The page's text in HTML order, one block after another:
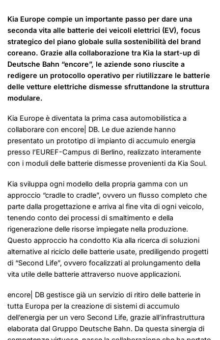
Kia Europe compie un importante passo per dare una
seconda vita alle batterie dei veicoli elettrici (EV), focus
strategico del piano globale sulla sostenibilità del brand
coreano. Grazie alla collaborazione tra Kia la start-up di
Deutsche Bahn “encore”, le aziende sono riuscite a
redigere un protocollo operativo per riutilizzare le batterie
delle vetture elettriche dismesse sfruttandone la struttura
modulare.
Kia Europe è diventata la prima casa automobilistica a
collaborare con encore| DB. Le due aziende hanno
presentato un prototipo di impianto di accumulo energia
presso l’EUREF-Campus di Berlino, realizzato interamente
con i moduli delle batterie dismesse provenienti da Kia Soul.
Kia sviluppa ogni modello della propria gamma con un
approccio “cradle to cradle”, ovvero un flusso completo che
parte dalla progettazione e arriva al fine vita di ogni veicolo,
tenendo conto dei processi di smaltimento e della
rigenerazione delle risorse impiegate nella produzione.
Questo approccio ha condotto Kia alla ricerca di soluzioni
alternative al riciclo delle batterie usate, prediligendo progetti
di “Second Life”, ovvero focalizzati al prolungamento della
vita utile delle batterie attraverso nuove applicazioni.
encore| DB gestisce già un servizio di ritiro delle batterie in
tutta Europa per la creazione di sistemi di accumulo
dell’energia per un vero Second Life, grazie all’infrastruttura
elaborata dal Gruppo Deutsche Bahn. Da questa sinergia di